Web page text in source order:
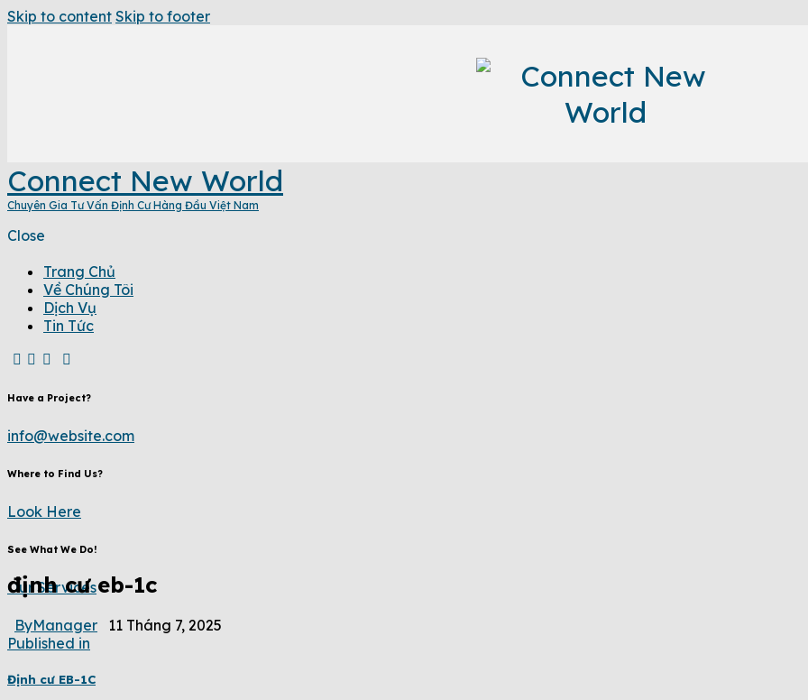
Skip to content Skip to footer
Connect New World
Chuyên Gia Tư Vấn Định Cư Hàng Đầu Việt Nam
Close
Trang Chủ
Về Chúng Tôi
Dịch Vụ
Tin Tức
Have a Project?
info@website.com
Where to Find Us?
Look Here
See What We Do!
Our Services
định cư eb-1c
ByManager
11 Tháng 7, 2025
Published in
Định cư EB-1C